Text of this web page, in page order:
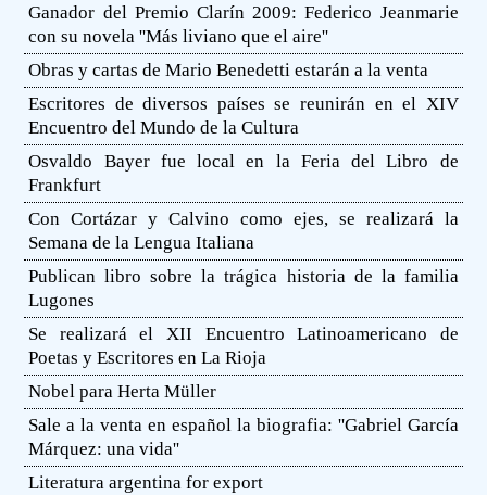
Ganador del Premio Clarín 2009: Federico Jeanmarie
con su novela ''Más liviano que el aire''
Obras y cartas de Mario Benedetti estarán a la venta
Escritores de diversos países se reunirán en el XIV
Encuentro del Mundo de la Cultura
Osvaldo Bayer fue local en la Feria del Libro de
Frankfurt
Con Cortázar y Calvino como ejes, se realizará la
Semana de la Lengua Italiana
Publican libro sobre la trágica historia de la familia
Lugones
Se realizará el XII Encuentro Latinoamericano de
Poetas y Escritores en La Rioja
Nobel para Herta Müller
Sale a la venta en español la biografia: ''Gabriel García
Márquez: una vida''
Literatura argentina for export